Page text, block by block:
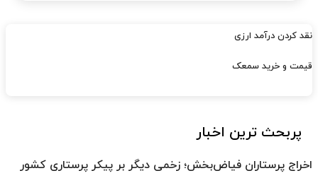
نقد کردن درآمد ارزی
قیمت و خرید سمعک
پربحث ترین اخبار
اخراج پرستاران فیاض‌بخش؛ زخمی دیگر بر پیکر پرستاری کشور